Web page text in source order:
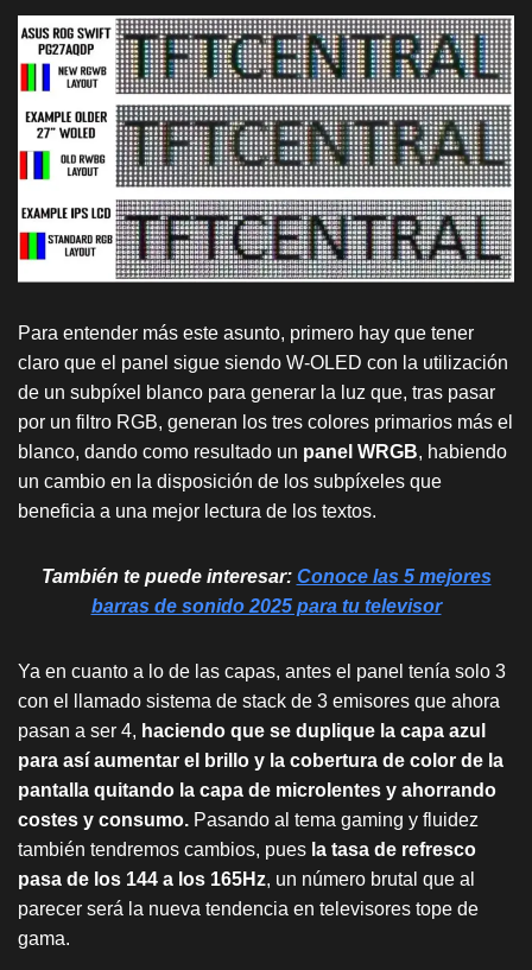
Para entender más este asunto, primero hay que tener
claro que el panel sigue siendo W-OLED con la utilización
de un subpíxel blanco para generar la luz que, tras pasar
por un filtro RGB, generan los tres colores primarios más el
blanco, dando como resultado un panel WRGB, habiendo
un cambio en la disposición de los subpíxeles que
beneficia a una mejor lectura de los textos.
También te puede interesar: Conoce las 5 mejores
barras de sonido 2025 para tu televisor
Ya en cuanto a lo de las capas, antes el panel tenía solo 3
con el llamado sistema de stack de 3 emisores que ahora
pasan a ser 4, haciendo que se duplique la capa azul
para así aumentar el brillo y la cobertura de color de la
pantalla quitando la capa de microlentes y ahorrando
costes y consumo. Pasando al tema gaming y fluidez
también tendremos cambios, pues la tasa de refresco
pasa de los 144 a los 165Hz, un número brutal que al
parecer será la nueva tendencia en televisores tope de
gama.